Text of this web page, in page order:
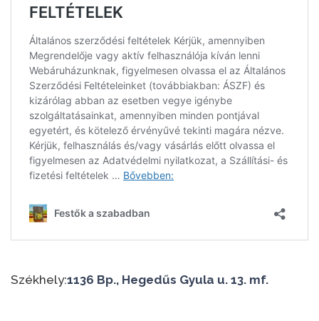
Székhely:1136 Bp., Hegedűs Gyula u. 13. mf.